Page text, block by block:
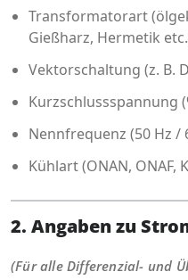
Transformatorart
Gießharz, Hermetik
Vektorschaltung (z. B.
Kurzschlussspannung
Nennfrequenz (50 Hz /
Kühlart (ONAN, ONAF,
2. Angaben zu
(Für alle Differenzial- und